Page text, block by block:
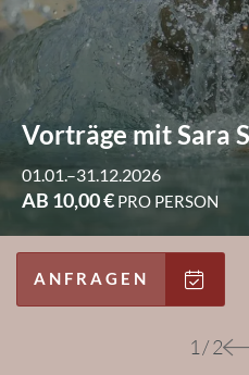
1 /2
Vorträge mit Sara
01.01.–31.12.2026
AB 10,00 € PRO PERSON
ANFRAGEN